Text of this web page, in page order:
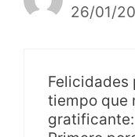
26/01/
Felicidades
tiempo que
gratificante: